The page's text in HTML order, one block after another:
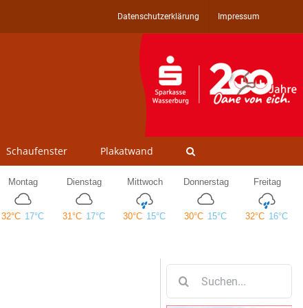
Datenschutzerklärung Impressum
Schaufenster Plakatwand
nach: